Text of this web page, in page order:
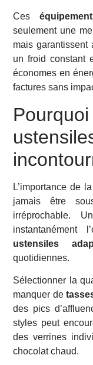
Ces
seulement une
mais garantissent
un froid constant
économes en
factures sans
L’importance de la
jamais être
irréprochable.
instantanément
ustensiles
quotidiennes.
Sélectionner la
manquer de
des pics
styles peut
des verrines
chocolat chaud.